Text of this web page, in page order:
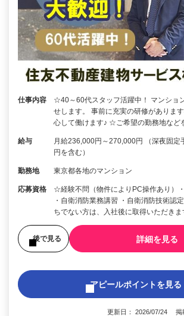
仕事内容
☆40～60代スタッフ活躍中！ マンショ
せします。 事前に充実の研修がありま
心して働けます♪ ☆ご希望の勤務地など
給与
月給236,000円～270,000円 （深夜固定
円を含む）
勤務地 東京都各地のマンション
応募資格
☆経験不問（物件によりPC操作あり）
・自衛消防業務講習 ・自衛消防技術認
ちでない方は、入社後に取得いただきま
後で見る 詳細を見る
アピールポイントを見る
更新日： 2026/07/24 掲